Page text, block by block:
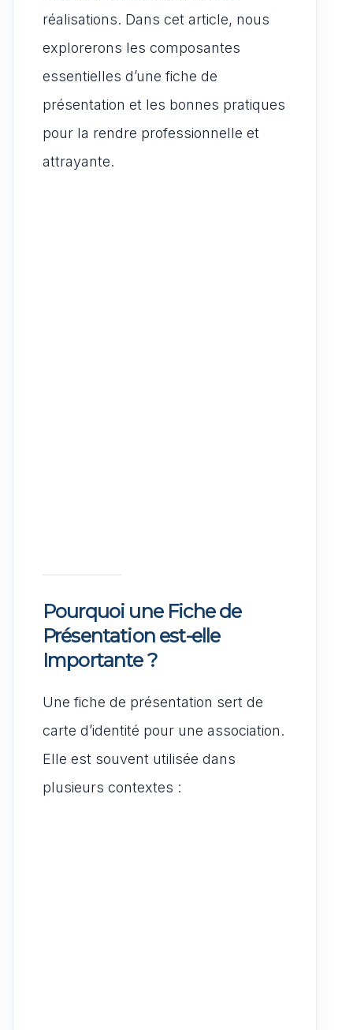
réalisations. Dans cet article, nous
explorerons les composantes
essentielles d’une fiche de
présentation et les bonnes pratiques
pour la rendre professionnelle et
attrayante.
Pourquoi une Fiche de
Présentation est-elle
Importante ?
Une fiche de présentation sert de
carte d’identité pour une association.
Elle est souvent utilisée dans
plusieurs contextes :